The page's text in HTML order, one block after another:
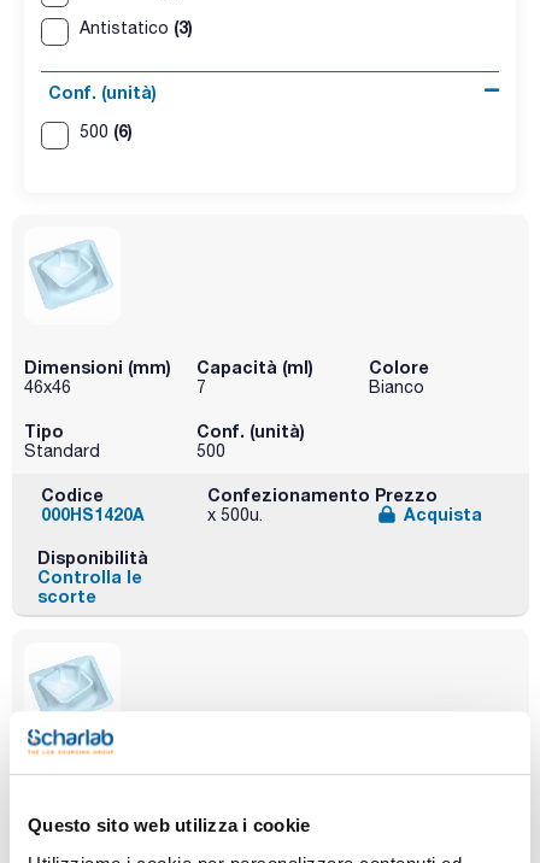
Questo sito web utilizza i cookie
Antistatico (3)
Conf. (unità)
500 (6)
Dimensioni (mm)
46x46
Capacità (ml)
7
Colore
Bianco
Tipo
Standard
Conf. (unità)
500
Codice
000HS1420A
Confezionamento
x 500u.
Prezzo
Acquista
Disponibilità
Controlla le
scorte